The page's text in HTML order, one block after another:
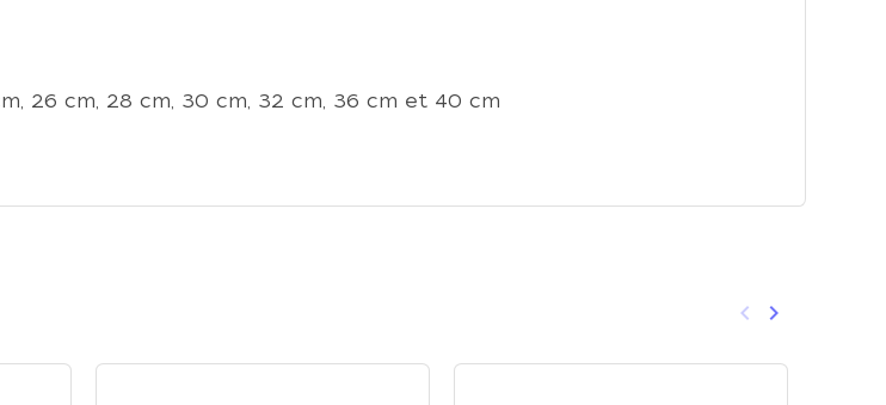
26 cm, 28 cm, 30 cm, 32 cm, 36 cm et 40 cm
Précédent
keyboard_arrow_left Suivant
keyboard_arrow_right